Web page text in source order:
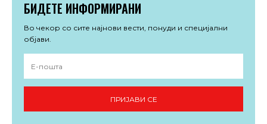
БИДЕТЕ ИНФОРМИРАНИ
Во чекор со сите најнови вести, понуди и специјални
објави.
ПРИЈАВИ СЕ